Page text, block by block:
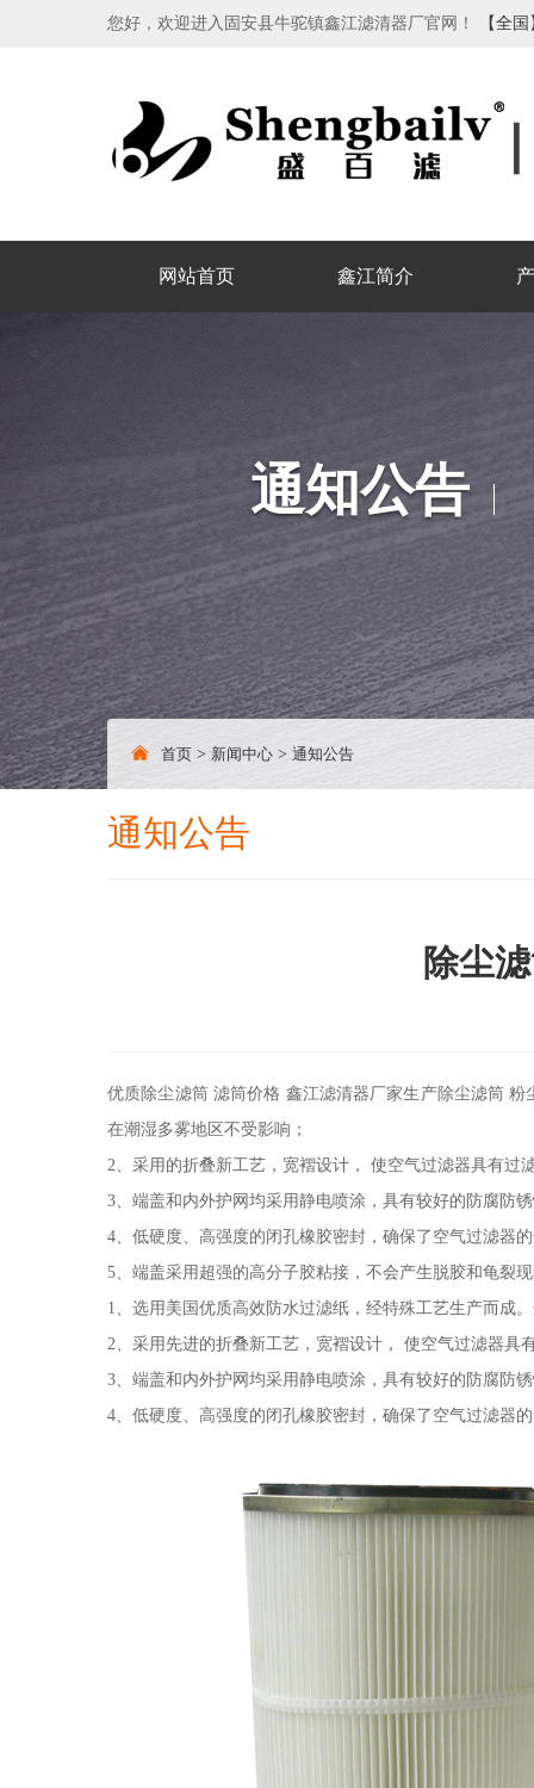
您好，欢迎进入固安县牛驼镇鑫江滤清器厂官网！ 【全
网站首页 鑫江简介
通知公告
首页 > 新闻中心 > 通知公告
通知公告
除尘
优质除尘滤筒 滤筒价格 鑫江滤清器厂家生产除尘滤筒
在潮湿多雾地区不受影响；
2、采用的折叠新工艺，宽褶设计， 使空气过滤器具有
3、端盖和内外护网均采用静电喷涂，具有较好的防腐防
4、低硬度、高强度的闭孔橡胶密封，确保了空气过滤器
5、端盖采用超强的高分子胶粘接，不会产生脱胶和龟裂
1、选用美国优质高效防水过滤纸，经特殊工艺生产而成
2、采用先进的折叠新工艺，宽褶设计， 使空气过滤器
3、端盖和内外护网均采用静电喷涂，具有较好的防腐防
4、低硬度、高强度的闭孔橡胶密封，确保了空气过滤器